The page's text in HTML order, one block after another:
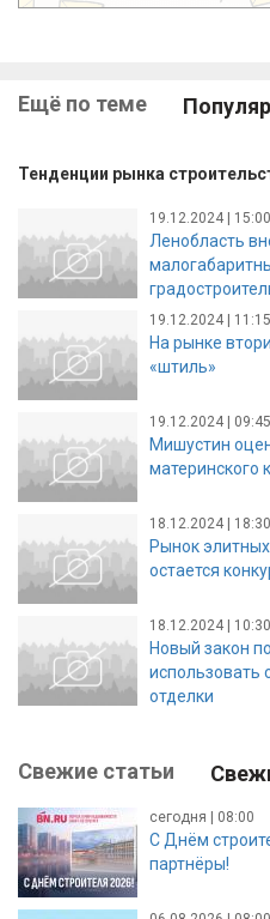
Ещё по теме
Тенденции рынка
19.12.2024 | 15:00
Ленобласть
19.12.2024 | 11:15
На рынке
«штиль»
19.12.2024 | 09:45
Мишустин
материнского
18.12.2024 | 18:30
Рынок
остается
18.12.2024 | 10:30
Новый закон
использовать
отделки
Свежие статьи
сегодня | 08:00
С Днём
партнёры!